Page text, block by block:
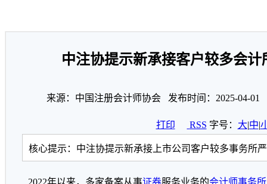
中注协提示新承接客户较多会计
来源：中国注册会计师协会 发布时间：2025-04-
打印 RSS 字号： 大|中|
核心提示：中注协提示新承接上市公司客户较多事务所
2022年以来，多家备案从事证券服务业务的会计师事务所